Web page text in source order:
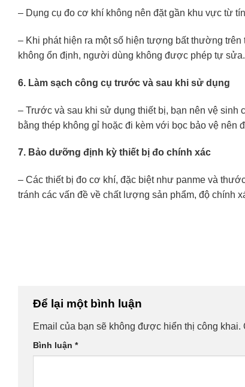
– Dụng cụ đo cơ khí không nên đặt gần khu vực từ
– Khi phát hiện ra một số hiện tượng bất thường
không ổn định, người dùng không được phép tự
6. Làm sạch công cụ trước và sau khi sử dụng
– Trước và sau khi sử dụng thiết bị, bạn nên vệ sinh
bằng thép không gỉ hoặc đi kèm với bọc bảo vệ
7. Bảo dưỡng định kỳ thiết bị đo chính xác
– Các thiết bị đo cơ khí, đặc biệt như panme và
tránh các vấn đề về chất lượng sản phẩm, độ chính
Để lại một bình luận
Email của bạn sẽ không được hiển thị công khai.
Bình luận *